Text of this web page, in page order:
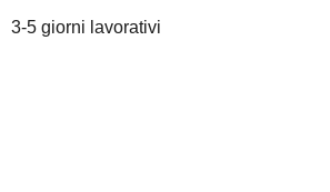
3-5 giorni lavorativi